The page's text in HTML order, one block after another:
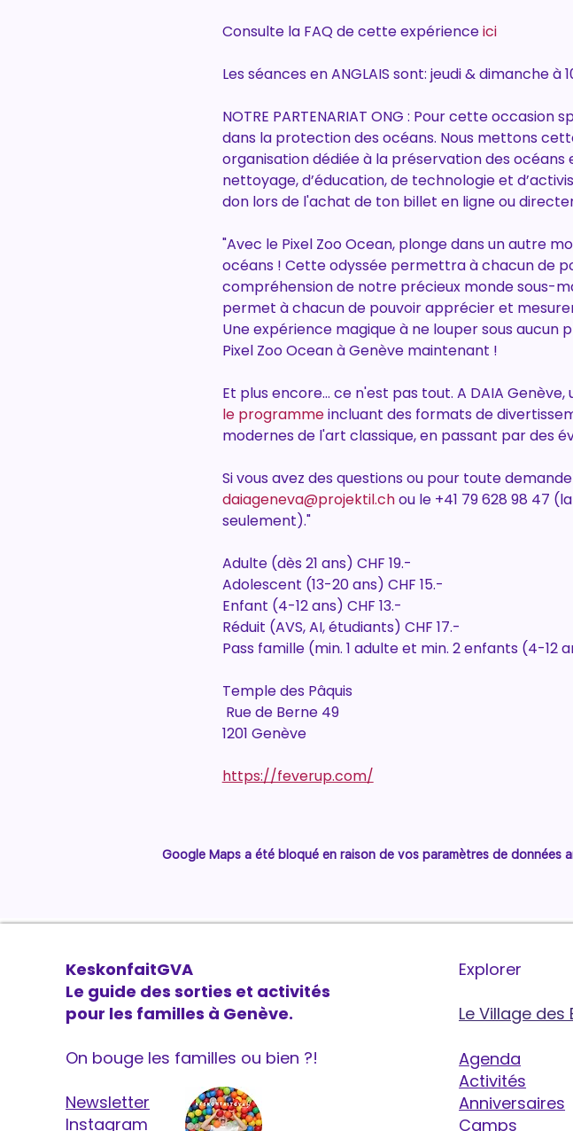
Consulte la FAQ de cette expérience ici
Les séances en ANGLAIS sont: jeudi & dimanche
NOTRE PARTENARIAT ONG : Pour cette
dans la protection des océans. Nous mettons
organisation dédiée à la préservation des
nettoyage, d’éducation, de technologie et
don lors de l'achat de ton billet en ligne ou
"Avec le Pixel Zoo Ocean, plonge dans un autre
océans ! Cette odyssée permettra à chacun de
compréhension de notre précieux monde sous-
permet à chacun de pouvoir apprécier et
Une expérience magique à ne louper sous
Pixel Zoo Ocean à Genève maintenant !
Et plus encore... ce n'est pas tout. A DAIA
le programme incluant des formats de
modernes de l'art classique, en passant par des
Si vous avez des questions ou pour toute
daiageneva@projektil.ch ou le +41 79 628 98 47
seulement)."
Adulte (dès 21 ans) CHF 19.-
Adolescent (13-20 ans) CHF 15.-
Enfant (4-12 ans) CHF 13.-
Réduit (AVS, AI, étudiants) CHF 17.-
Pass famille (min. 1 adulte et min. 2 enfants (4-12
Temple des Pâquis
Rue de Berne 49
1201 Genève
https://feverup.com/
Google Maps a été bloqué en raison de vos paramètres de données
KeskonfaitGVA
Le guide des sorties et activités
pour les familles à Genève.
On bouge les familles ou bien ?!
Newsletter
Instagram
Explorer
Le Village des
Agenda
Activités
Anniversaires
Camps